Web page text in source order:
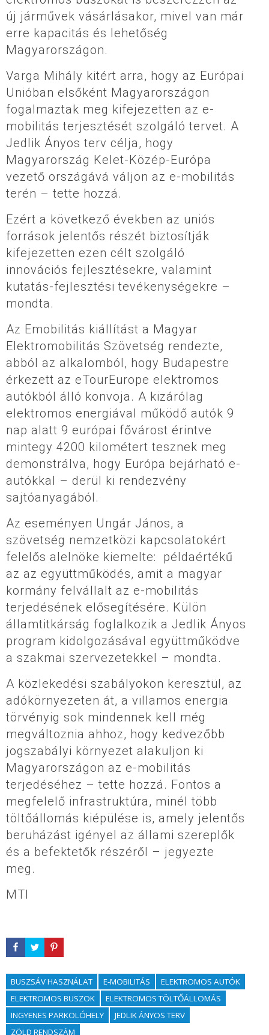
új járművek vásárlásakor, mivel van már
erre kapacitás és lehetőség
Magyarországon.
Varga Mihály kitért arra, hogy az Európai
Unióban elsőként Magyarországon
fogalmaztak meg kifejezetten az e-
mobilitás terjesztését szolgáló tervet. A
Jedlik Ányos terv célja, hogy
Magyarország Kelet-Közép-Európa
vezető országává váljon az e-mobilitás
terén – tette hozzá.
Ezért a következő években az uniós
források jelentős részét biztosítják
kifejezetten ezen célt szolgáló
innovációs fejlesztésekre, valamint
kutatás-fejlesztési tevékenységekre –
mondta.
Az Emobilitás kiállítást a Magyar
Elektromobilitás Szövetség rendezte,
abból az alkalomból, hogy Budapestre
érkezett az eTourEurope elektromos
autókból álló konvoja. A kizárólag
elektromos energiával működő autók 9
nap alatt 9 európai fővárost érintve
mintegy 4200 kilométert tesznek meg
demonstrálva, hogy Európa bejárható e-
autókkal – derül ki rendezvény
sajtóanyagából.
Az eseményen Ungár János, a
szövetség nemzetközi kapcsolatokért
felelős alelnöke kiemelte: példaértékű
az az együttműködés, amit a magyar
kormány felvállalt az e-mobilitás
terjedésének elősegítésére. Külön
államtitkárság foglalkozik a Jedlik Ányos
program kidolgozásával együttműködve
a szakmai szervezetekkel – mondta.
A közlekedési szabályokon keresztül, az
adókörnyezeten át, a villamos energia
törvényig sok mindennek kell még
megváltoznia ahhoz, hogy kedvezőbb
jogszabályi környezet alakuljon ki
Magyarországon az e-mobilitás
terjedéséhez – tette hozzá. Fontos a
megfelelő infrastruktúra, minél több
töltőállomás kiépülése is, amely jelentős
beruházást igényel az állami szereplők
és a befektetők részéről – jegyezte
meg.
MTI
BUSZSÁV HASZNÁLAT E-MOBILITÁS
ELEKTROMOS AUTÓK
ELEKTROMOS BUSZOK
ELEKTROMOS TÖLTŐÁLLOMÁS
INGYENES PARKOLÓHELY
JEDLIK ÁNYOS TERV
ZÖLD RENDSZÁM